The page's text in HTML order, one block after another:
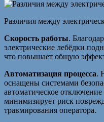
Различия между
Скорость работы.
электрические лебёдки
что повышает общую
Автоматизация процесса.
оснащены системами
автоматическое
минимизирует риск
травмирования оператора.